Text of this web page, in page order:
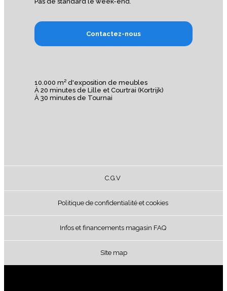
Contactez-nous
10.000 m² d'exposition de meubles
À 20 minutes de Lille et Courtrai (Kortrijk)
À 30 minutes de Tournai
C.G.V
Politique de confidentialité et cookies
Infos et financements magasin FAQ
SIte map